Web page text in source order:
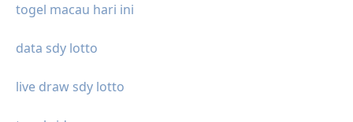
togel macau hari ini
data sdy lotto
live draw sdy lotto